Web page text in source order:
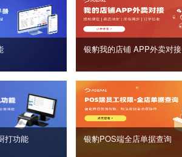
银豹我的店铺 APP外卖对接
打功能 银豹POS端全店单据查询